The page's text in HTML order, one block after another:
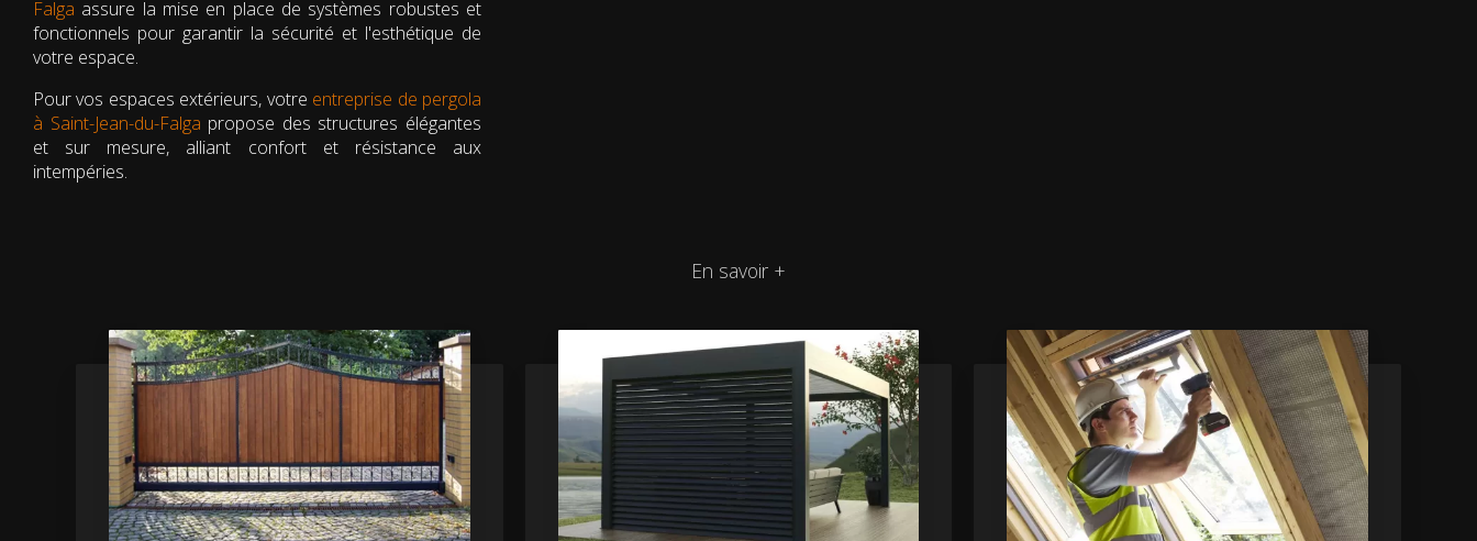
Falga assure la mise en place de systèmes robustes et
fonctionnels pour garantir la sécurité et l'esthétique de
votre espace.
Pour vos espaces extérieurs, votre entreprise de pergola
à Saint-Jean-du-Falga propose des structures élégantes
et sur mesure, alliant confort et résistance aux
intempéries.
En savoir +